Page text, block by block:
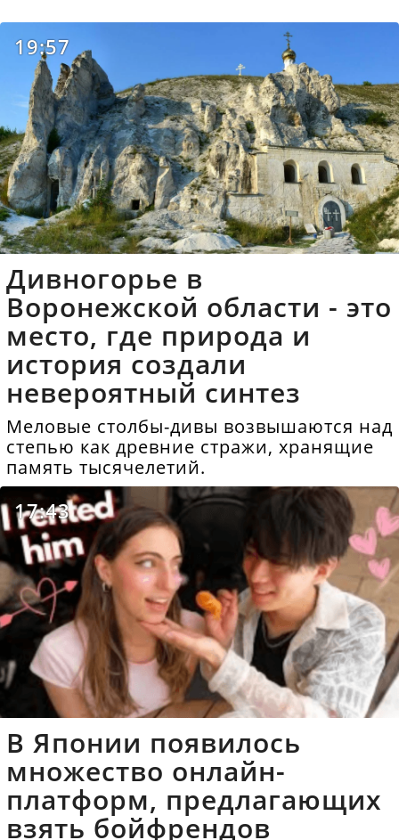
19:57
Дивногорье в
Воронежской области - это
место, где природа и
история создали
невероятный синтез
Меловые столбы-дивы возвышаются над
степью как древние стражи, хранящие
память тысячелетий.
17:43
В Японии появилось
множество онлайн-
платформ, предлагающих
взять бойфрендов